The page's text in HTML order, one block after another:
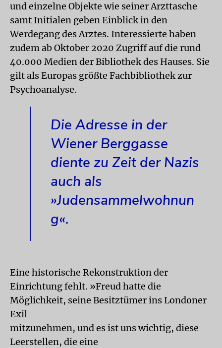
und einzelne Objekte wie seiner Arzttasche
samt Initialen geben Einblick in den
Werdegang des Arztes. Interessierte haben
zudem ab Oktober 2020 Zugriff auf die rund
40.000 Medien der Bibliothek des Hauses. Sie
gilt als Europas größte Fachbibliothek zur
Psychoanalyse.
Die Adresse in der
Wiener Berggasse
diente zu Zeit der Nazis
auch als
»Judensammelwohnun
g«.
Eine historische Rekonstruktion der
Einrichtung fehlt. »Freud hatte die
Möglichkeit, seine Besitztümer ins Londoner
Exil
mitzunehmen, und es ist uns wichtig, diese
Leerstellen, die eine